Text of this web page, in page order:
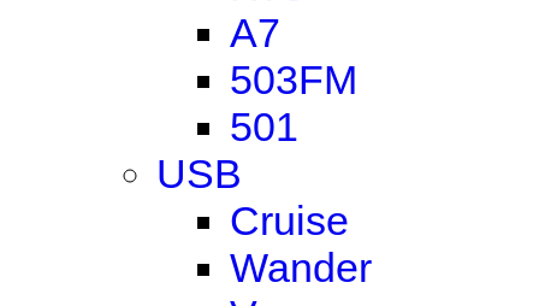
A7
503FM
501
USB
Cruise
Wander